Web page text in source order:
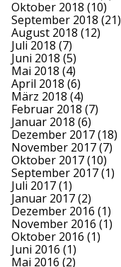
Oktober 2018 (10)
September 2018 (21)
August 2018 (12)
Juli 2018 (7)
Juni 2018 (5)
Mai 2018 (4)
April 2018 (6)
März 2018 (4)
Februar 2018 (7)
Januar 2018 (6)
Dezember 2017(18)
November 2017(7)
Oktober 2017(10)
September 2017(1)
Juli 2017(1)
Januar 2017(2)
Dezember 2016 (1)
November 2016 (1)
Oktober 2016 (1)
Juni 2016 (1)
Mai 2016 (2)